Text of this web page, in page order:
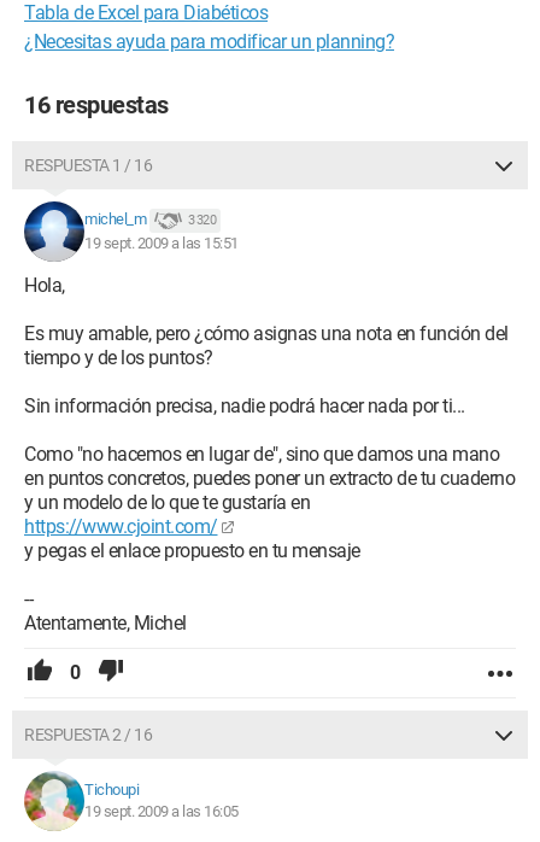
Tabla de Excel para Diabéticos
¿Necesitas ayuda para modificar un planning?
16 respuestas
RESPUESTA 1 / 16
michel_m 3 320
19 sept. 2009 a las 15:51
Hola,
Es muy amable, pero ¿cómo asignas una nota en función del
tiempo y de los puntos?
Sin información precisa, nadie podrá hacer nada por ti...
Como "no hacemos en lugar de", sino que damos una mano
en puntos concretos, puedes poner un extracto de tu cuaderno
y un modelo de lo que te gustaría en
https://www.cjoint.com/
y pegas el enlace propuesto en tu mensaje
--
Atentamente, Michel
0
RESPUESTA 2 / 16
Tichoupi
19 sept. 2009 a las 16:05